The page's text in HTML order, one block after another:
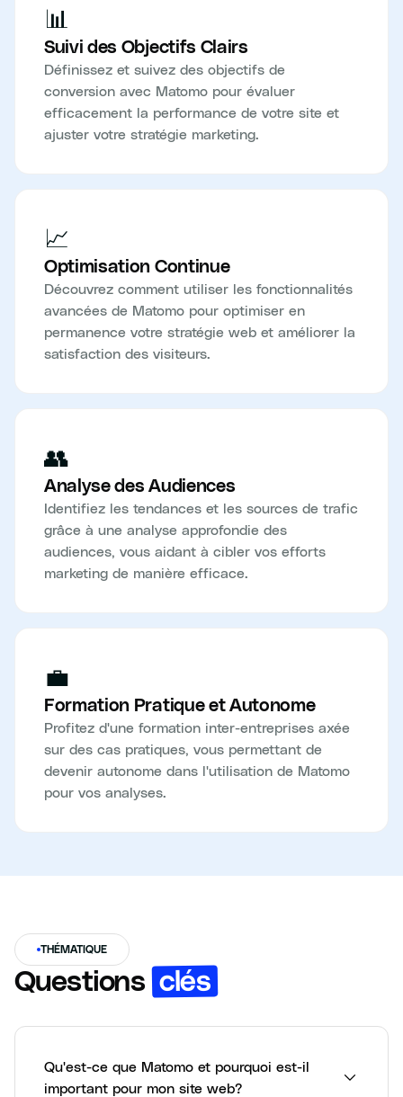
📊
Suivi des Objectifs Clairs
Définissez et suivez des objectifs de
conversion avec Matomo pour évaluer
efficacement la performance de votre site et
ajuster votre stratégie marketing.
📈
Optimisation Continue
Découvrez comment utiliser les fonctionnalités
avancées de Matomo pour optimiser en
permanence votre stratégie web et améliorer la
satisfaction des visiteurs.
👥
Analyse des Audiences
Identifiez les tendances et les sources de trafic
grâce à une analyse approfondie des
audiences, vous aidant à cibler vos efforts
marketing de manière efficace.
💼
Formation Pratique et Autonome
Profitez d'une formation inter-entreprises axée
sur des cas pratiques, vous permettant de
devenir autonome dans l'utilisation de Matomo
pour vos analyses.
THÉMATIQUE
Questions clés
Qu'est-ce que Matomo et pourquoi est-il
important pour mon site web?